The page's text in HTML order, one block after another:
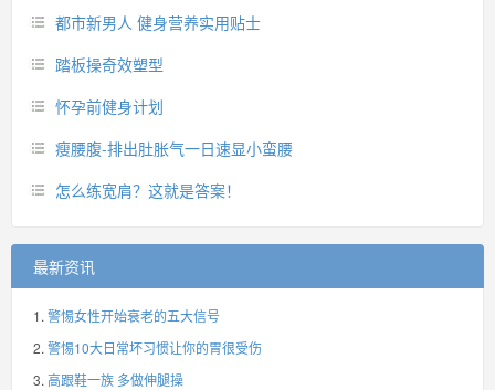
都市新男人 健身营养实用贴士
踏板操奇效塑型
怀孕前健身计划
瘦腰腹-排出肚胀气一日速显小蛮腰
怎么练宽肩？这就是答案！
最新资讯
警惕女性开始衰老的五大信号
警惕10大日常坏习惯让你的胃很受伤
高跟鞋一族 多做伸腿操